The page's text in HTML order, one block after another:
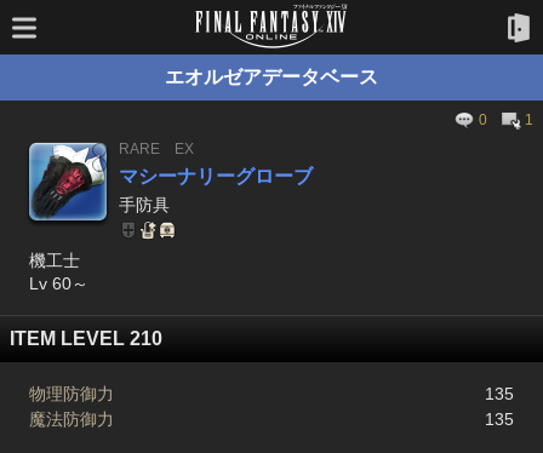
エオルゼアデータベース
0
1
RARE
EX
マシーナリーグローブ
手防具
機工士
Lv 60～
ITEM LEVEL 210
物理防御力
135
魔法防御力
135